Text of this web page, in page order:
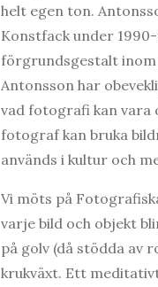
helt egen ton.
Konstfack under
förgrundsgestalt
Antonsson har
vad fotografi kan vara
fotograf kan bruka
används i kultur och
Vi möts på
varje bild och objekt
på golv (då stödda av
krukväxt. Ett